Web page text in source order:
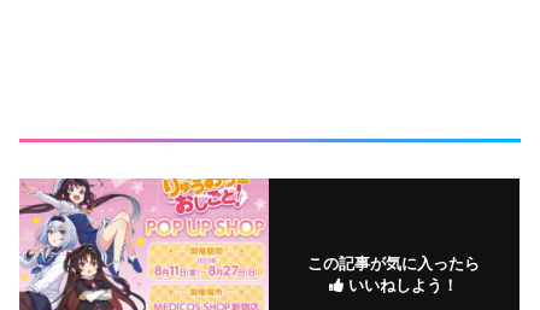
この記事が気に入ったら
いいねしよう！